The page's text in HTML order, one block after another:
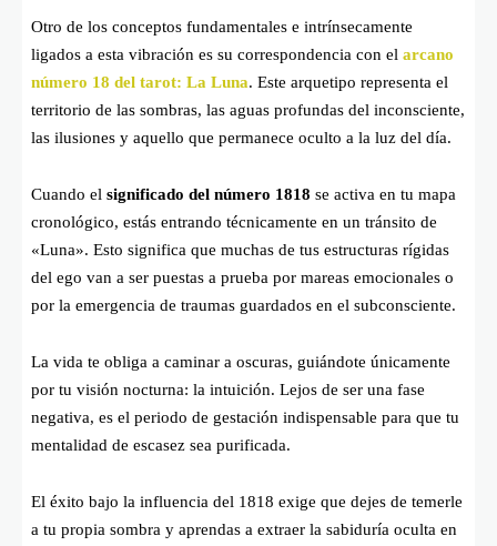
Otro de los conceptos fundamentales e intrínsecamente
ligados a esta vibración es su correspondencia con el arcano
número 18 del tarot: La Luna. Este arquetipo representa el
territorio de las sombras, las aguas profundas del inconsciente,
las ilusiones y aquello que permanece oculto a la luz del día.
Cuando el significado del número 1818 se activa en tu mapa
cronológico, estás entrando técnicamente en un tránsito de
«Luna». Esto significa que muchas de tus estructuras rígidas
del ego van a ser puestas a prueba por mareas emocionales o
por la emergencia de traumas guardados en el subconsciente.
La vida te obliga a caminar a oscuras, guiándote únicamente
por tu visión nocturna: la intuición. Lejos de ser una fase
negativa, es el periodo de gestación indispensable para que tu
mentalidad de escasez sea purificada.
El éxito bajo la influencia del 1818 exige que dejes de temerle
a tu propia sombra y aprendas a extraer la sabiduría oculta en